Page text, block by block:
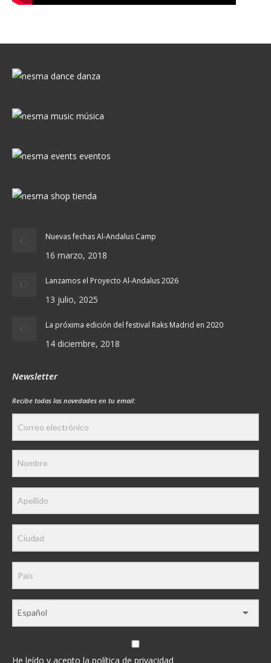
Nuevas fechas Al-Andalus Camp
16 marzo, 2018
Lanzamos el Proyecto Al-Andalus 2026
13 julio, 2025
La próxima edición del festival Raks Madrid en 2020
14 diciembre, 2018
Newsletter
Recibe todas las novedades en tu email:
He leído y acepto la política de privacidad